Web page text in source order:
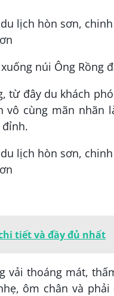
núi Ông Rồng
đây du khách
vô cùng mãn nhãn
tiết và đầy đủ nhất
vải thoáng mát,
ôm chân và